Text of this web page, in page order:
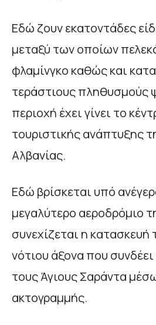
Εδώ ζουν εκατοντάδες
μεταξύ των οποίων
φλαμίνγκο καθώς και
τεράστιους πληθυσμούς
περιοχή έχει γίνει το
τουριστικής ανάπτυξης
Αλβανίας.
Εδώ βρίσκεται υπό
μεγαλύτερο αεροδρόμιο
συνεχίζεται η κατασκευή
νότιου άξονα που
τους Άγιους Σαράντα
ακτογραμμής.